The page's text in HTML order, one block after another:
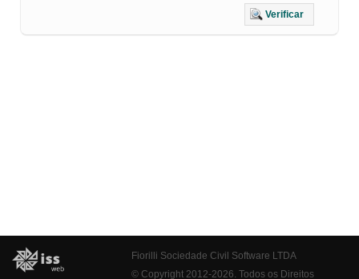
Verificar
Fiorilli Sociedade Civil Software LTDA
© Copyright 2012-2026. Todos os Direitos